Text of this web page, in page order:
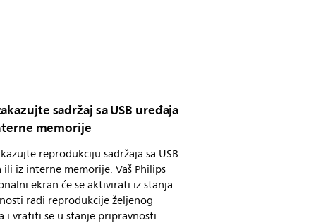
sadržaj sa USB uređaja
memorije
reprodukciju sadržaja sa USB
ili iz interne memorije. Vaš Philips
ekran će se aktivirati iz stanja
radi reprodukcije željenog
i vratiti se u stanje pripravnosti